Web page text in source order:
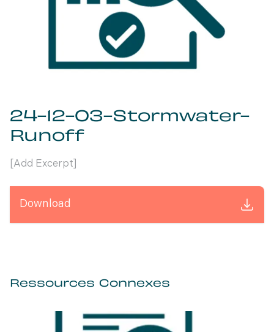
24-12-03-Stormwater-
Runoff
[Add Excerpt]
Download
Ressources Connexes